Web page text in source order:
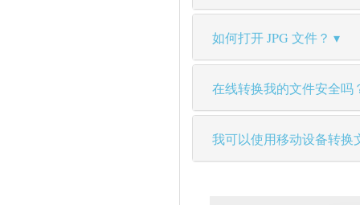
如何打开 JPG 文件？
在线转换我的文件安全吗
我可以使用移动设备转换